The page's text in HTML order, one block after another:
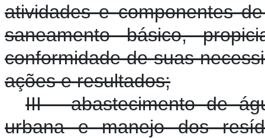
atividades e componentes
saneamento básico,
conformidade de suas
ações e resultados;
III - abastecimento de
urbana e manejo dos